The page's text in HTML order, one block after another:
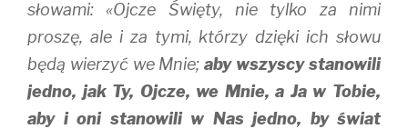
słowami: «Ojcze Święty, nie tylko za nimi
proszę, ale i za tymi, którzy dzięki ich słowu
będą wierzyć we Mnie;aby wszyscy stanowili
jedno, jak Ty, Ojcze, we Mnie, a Ja w Tobie,
aby i oni stanowili w Nas jedno, by świat